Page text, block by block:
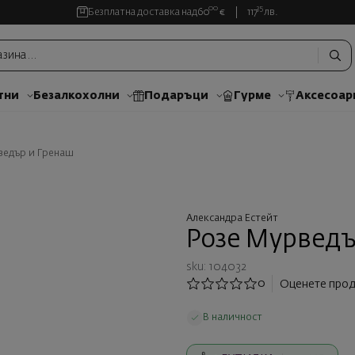
Безплатна доставка над6000 € 11735 лв.
Безалкохолни Подаръци Гурме
и Гренаш
Александра Естейт
Розе
sku: 104032
0
Оценете
В наличност